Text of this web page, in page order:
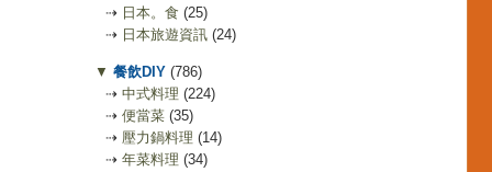
⇢ 日本。食 (25)
⇢ 日本旅遊資訊 (24)
▼ 餐飲DIY (786)
⇢ 中式料理 (224)
⇢ 便當菜 (35)
⇢ 壓力鍋料理 (14)
⇢ 年菜料理 (34)